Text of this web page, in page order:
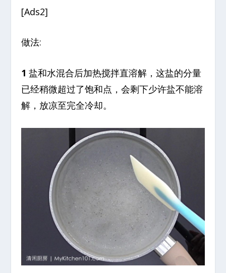
[Ads2]
做法:
1 盐和水混合后加热搅拌直溶解，这盐的分量
已经稍微超过了饱和点，会剩下少许盐不能溶
解，放凉至完全冷却。